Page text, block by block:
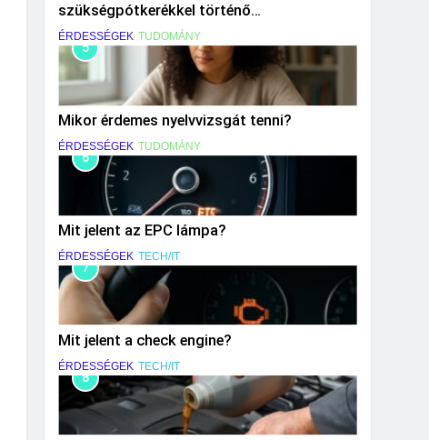
szükségpótkerékkel történő
közlekedéskor?
ÉRDESSÉGEK TUDOMÁNY
5
Mikor érdemes nyelvvizsgát tenni?
ÉRDESSÉGEK TUDOMÁNY
6
Mit jelent az EPC lámpa?
ÉRDESSÉGEK TECH/IT
7
Mit jelent a check engine?
ÉRDESSÉGEK TECH/IT
8